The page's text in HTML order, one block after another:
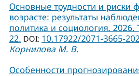
Основные трудности и риски
возрасте: результаты
политика и социология.
22. DOI: 10.17922/2071-3665-
Корнилова М. В.
Особенности